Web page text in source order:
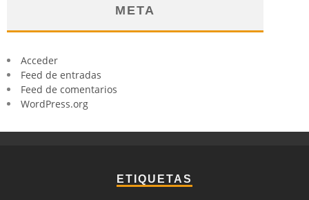
META
Acceder
Feed de entradas
Feed de comentarios
WordPress.org
ETIQUETAS